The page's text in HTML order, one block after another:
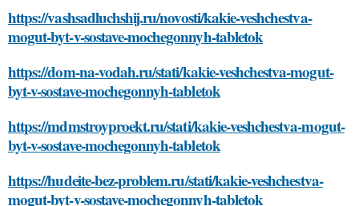
https://vashsadluchshij.ru/novosti/kakie-veshchestva-
mogut-byt-v-sostave-mochegonnyh-tabletok
https://dom-na-vodah.ru/stati/kakie-veshchestva-mogut-
byt-v-sostave-mochegonnyh-tabletok
https://mdmstroyproekt.ru/stati/kakie-veshchestva-mogut-
byt-v-sostave-mochegonnyh-tabletok
https://hudeite-bez-problem.ru/stati/kakie-veshchestva-
mogut-byt-v-sostave-mochegonnyh-tabletok